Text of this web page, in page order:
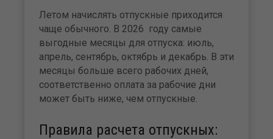
Летом начислять отпускные приходится
чаще обычного. В 2026 году самые
выгодные месяцы для отпуска: июль,
апрель, сентябрь, октябрь и декабрь. В эти
месяцы больше всего рабочих дней,
соответственно оплата за рабочие дни
может быть ниже, чем отпускные.
Правила расчета отпускных: